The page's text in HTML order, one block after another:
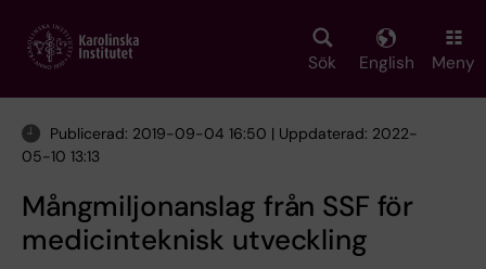
main
Sök English Meny
Publicerad: 2019-09-04 16:50 | Uppdaterad: 2022-
05-10 13:13
Mångmiljonanslag från SSF för
medicinteknisk utveckling